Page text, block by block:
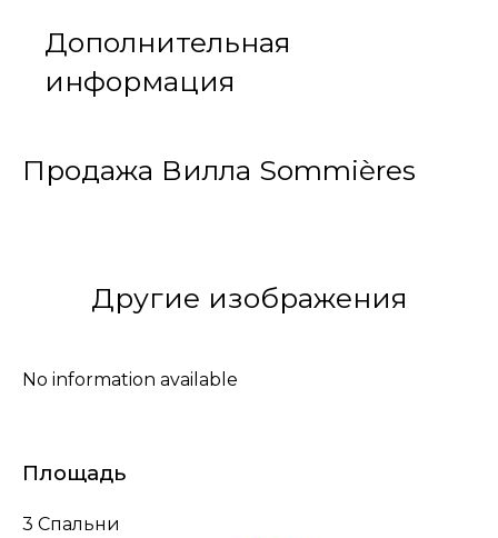
Дополнительная
информация
Продажа Вилла Sommières
Другие изображения
No information available
Площадь
3 Спальни